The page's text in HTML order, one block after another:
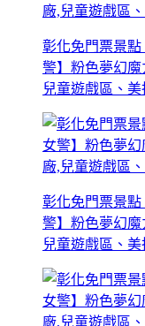
彰化免門票景
警】粉色夢幻
兒童遊戲區、美
彰化免門票景
警】粉色夢幻
兒童遊戲區、美